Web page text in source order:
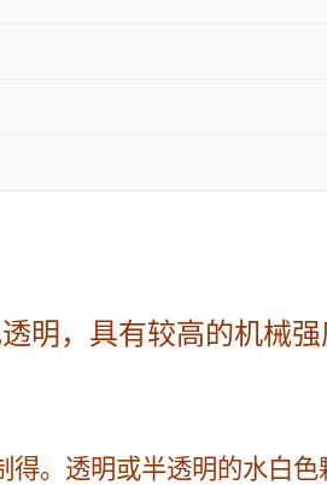
明，具有较高的机械
。透明或半透明的水白色